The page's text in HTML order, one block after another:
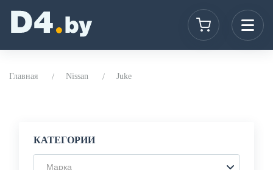
Главная Nissan Juke
КАТЕГОРИИ
Марка